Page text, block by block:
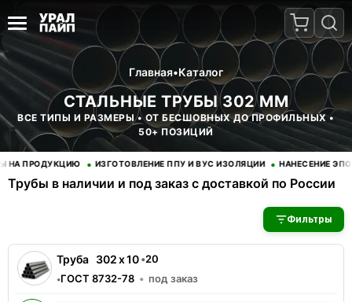
Главная•Каталог
СТАЛЬНЫЕ ТРУБЫ 302 ММ
ВСЕ ТИПЫ И РАЗМЕРЫ • ОТ БЕСШОВНЫХ ДО ПРОФИЛЬНЫХ •
50+ ПОЗИЦИЙ
ПРОДУКЦИЮ • ИЗГОТОВЛЕНИЕ ППУ И ВУС ИЗОЛЯЦИИ • НАНЕСЕНИЕ
Трубы в наличии и под заказ с доставкой по России
В наличии 2 позиций трубы стальные. Купить трубы оптом с
Фильтры
Труба 302x10•20
•ГОСТ 8732-78 под заказ